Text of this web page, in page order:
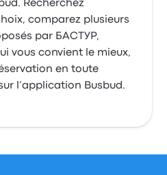
Recherchez
comparez plusieurs
par БАСТУР,
vous convient le mieux,
en toute
l’application Busbud.